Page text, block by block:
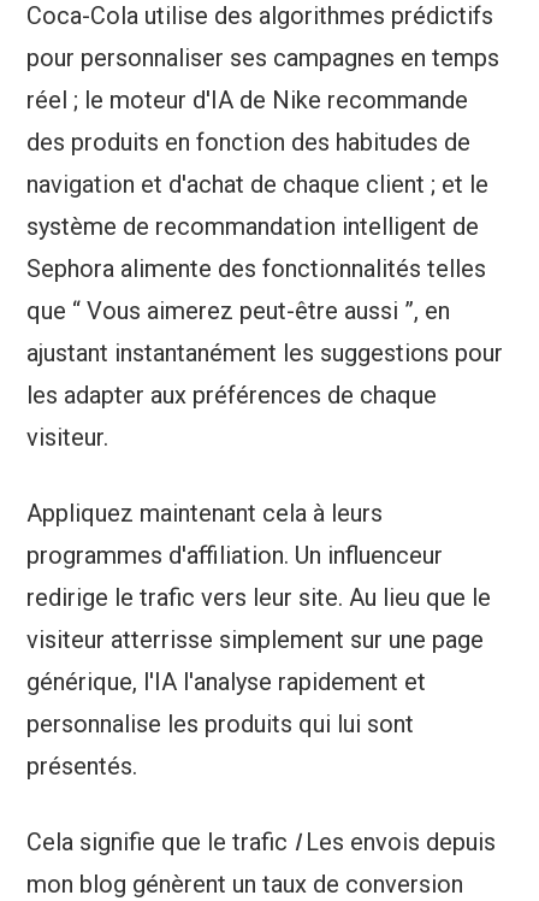
Coca-Cola utilise des algorithmes prédictifs
pour personnaliser ses campagnes en temps
réel ; le moteur d'IA de Nike recommande
des produits en fonction des habitudes de
navigation et d'achat de chaque client ; et le
système de recommandation intelligent de
Sephora alimente des fonctionnalités telles
que “ Vous aimerez peut-être aussi ”, en
ajustant instantanément les suggestions pour
les adapter aux préférences de chaque
visiteur.
Appliquez maintenant cela à leurs
programmes d'affiliation. Un influenceur
redirige le trafic vers leur site. Au lieu que le
visiteur atterrisse simplement sur une page
générique, l'IA l'analyse rapidement et
personnalise les produits qui lui sont
présentés.
Cela signifie que le trafic ILes envois depuis
mon blog génèrent un taux de conversion